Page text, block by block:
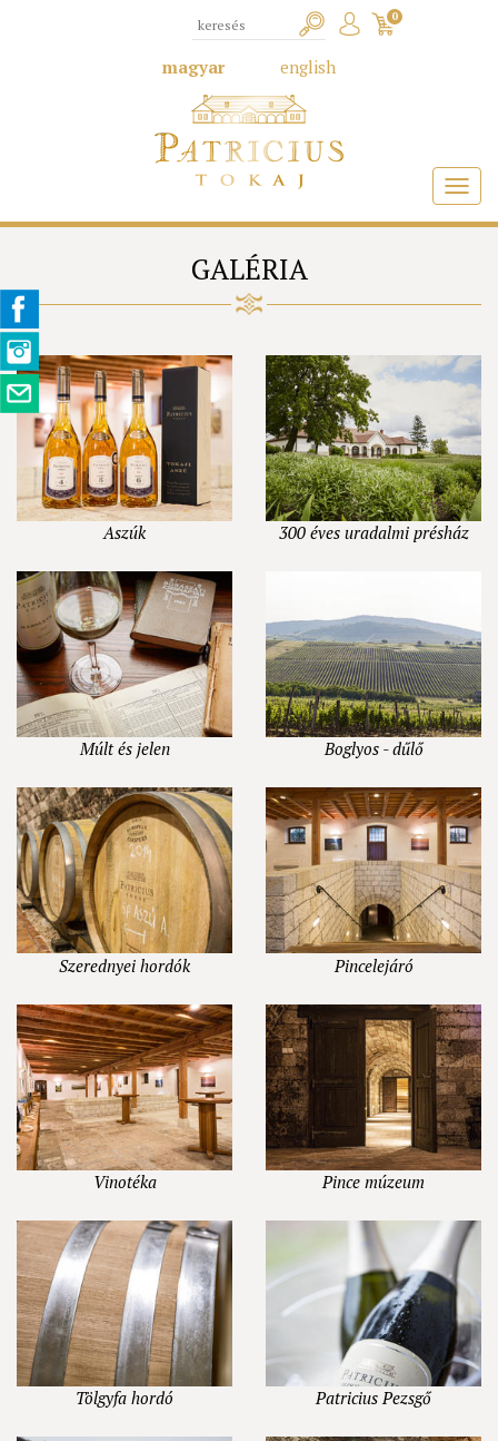
magyar english
0
GALÉRIA
Aszúk 300 éves uradalmi présház
Múlt és jelen Boglyos - dűlő
Szerednyei hordók Pincelejáró
Vinotéka Pince múzeum
Tölgyfa hordó Patricius Pezsgő